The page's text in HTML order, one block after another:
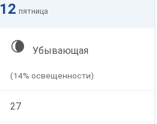
12 пятница
🌘 Убывающая
(14% освещенности)
27